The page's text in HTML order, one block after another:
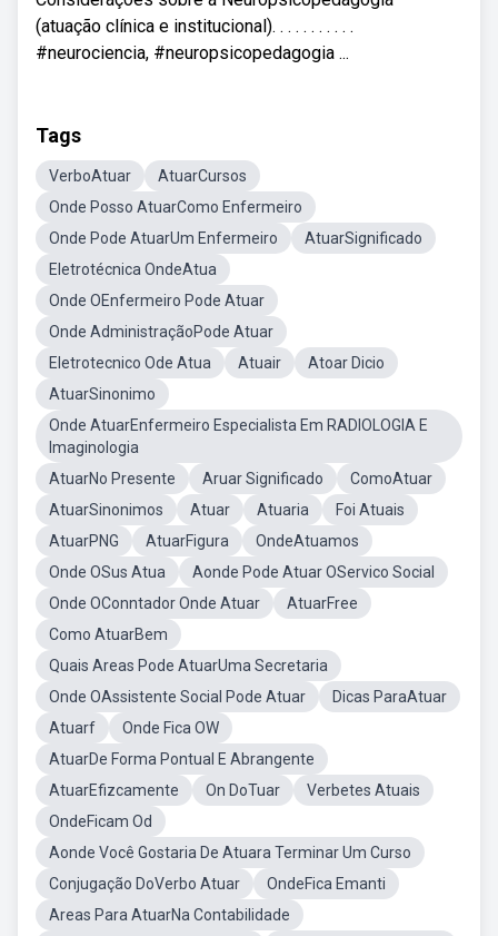
(atuação clínica e institucional). . . . . . . . . . .
#neurociencia, #neuropsicopedagogia ...
Tags
VerboAtuar
AtuarCursos
Onde Posso AtuarComo Enfermeiro
Onde Pode AtuarUm Enfermeiro
AtuarSignificado
Eletrotécnica OndeAtua
Onde OEnfermeiro Pode Atuar
Onde AdministraçãoPode Atuar
Eletrotecnico Ode Atua
Atuair
Atoar Dicio
AtuarSinonimo
Onde AtuarEnfermeiro Especialista Em RADIOLOGIA E
Imaginologia
AtuarNo Presente
Aruar Significado
ComoAtuar
AtuarSinonimos
Atuar Atuaria
Foi Atuais
AtuarPNG
AtuarFigura
OndeAtuamos
Onde OSus Atua
Aonde Pode Atuar OServico Social
Onde OConntador Onde Atuar
AtuarFree
Como AtuarBem
Quais Areas Pode AtuarUma Secretaria
Onde OAssistente Social Pode Atuar
Dicas ParaAtuar
Atuarf
Onde Fica OW
AtuarDe Forma Pontual E Abrangente
AtuarEfizcamente
On DoTuar
Verbetes Atuais
OndeFicam Od
Aonde Você Gostaria De Atuara Terminar Um Curso
Conjugação DoVerbo Atuar
OndeFica Emanti
Areas Para AtuarNa Contabilidade